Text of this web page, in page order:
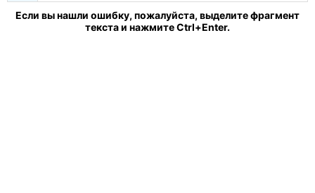
Если вы нашли ошибку, пожалуйста, выделите фрагмент
текста и нажмите Ctrl+Enter.